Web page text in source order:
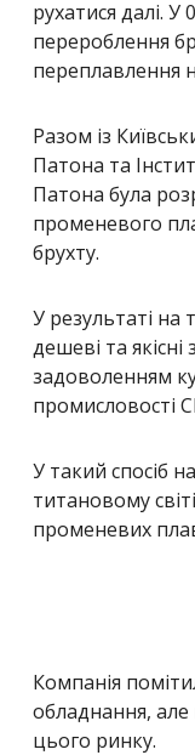
рухатися далі. У
перероблення
переплавлення
Разом із
Патона та
Патона була
променевого
брухту.
У результаті на
дешеві та якісні
задоволенням
промисловості
У такий спосіб
титановому
променевих
Компанія
обладнання, але
цього ринку.